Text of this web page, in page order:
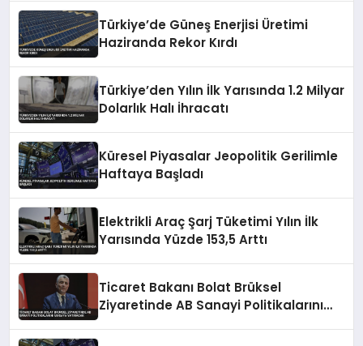
Türkiye’de Güneş Enerjisi Üretimi
Haziranda Rekor Kırdı
Türkiye’den Yılın İlk Yarısında 1.2 Milyar
Dolarlık Halı İhracatı
Küresel Piyasalar Jeopolitik Gerilimle
Haftaya Başladı
Elektrikli Araç Şarj Tüketimi Yılın İlk
Yarısında Yüzde 153,5 Arttı
Ticaret Bakanı Bolat Brüksel
Ziyaretinde AB Sanayi Politikalarını